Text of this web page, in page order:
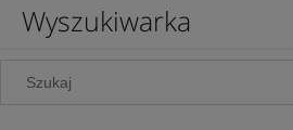
Wyszukiwarka